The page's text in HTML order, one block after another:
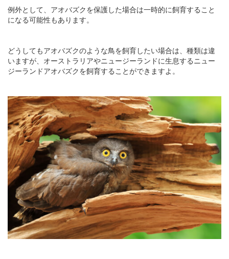
例外として、アオバズクを保護した場合は一時的に飼育すること
になる可能性もあります。
どうしてもアオバズクのような鳥を飼育したい場合は、種類は違
いますが、オーストラリアやニュージーランドに生息するニュー
ジーランドアオバズクを飼育することができますよ。